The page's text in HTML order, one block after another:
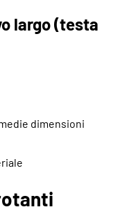
largo (testa
dimensioni